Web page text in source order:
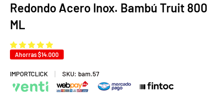
Redondo Acero Inox. Bambú Truit 800
ML
Ahorras$14.000
IMPORTCLICK SKU: bam.57